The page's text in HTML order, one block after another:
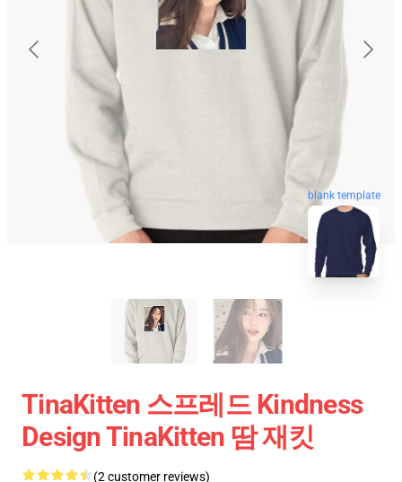
blank template
TinaKitten 스프레드 Kindness
Design TinaKitten 땀 재킷
(2 customer reviews)